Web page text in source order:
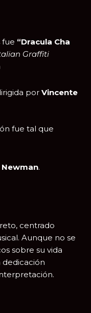
fue “Dracula Cha
Graffiti
porVincente
fue tal que
Newman.
centrado
Aunque no se
sobre su vida
dedicación